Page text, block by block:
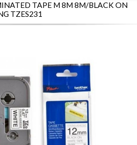
TAPE M 8M 8M/BLACK ON
TZES231